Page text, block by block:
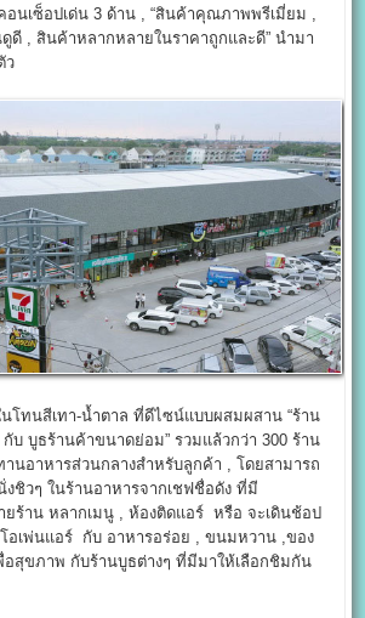
นเซ็อปเด่น 3 ด้าน , “สินค้าคุณภาพพรีเมี่ยม ,
ดูดี , สินค้าหลากหลายในราคาถูกและดี” นำมา
ว
โทนสีเทา-น้ำตาล ที่ดีไซน์แบบผสมผสาน “ร้าน
บ บูธร้านค้าขนาดย่อม” รวมแล้วกว่า 300 ร้าน
นอาหารส่วนกลางสำหรับลูกค้า , โดยสามารถ
งชิวๆ ในร้านอาหารจากเชฟชื่อดัง ที่มี
ร้าน หลากเมนู , ห้องติดแอร์ หรือ จะเดินช้อป
โอเพ่นแอร์ กับ อาหารอร่อย , ขนมหวาน ,ของ
อสุขภาพ กับร้านบูธต่างๆ ที่มีมาให้เลือกชิมกัน